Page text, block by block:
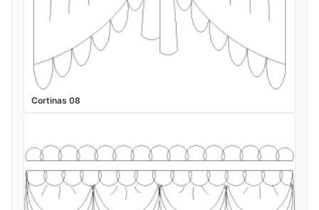
Cortinas 08